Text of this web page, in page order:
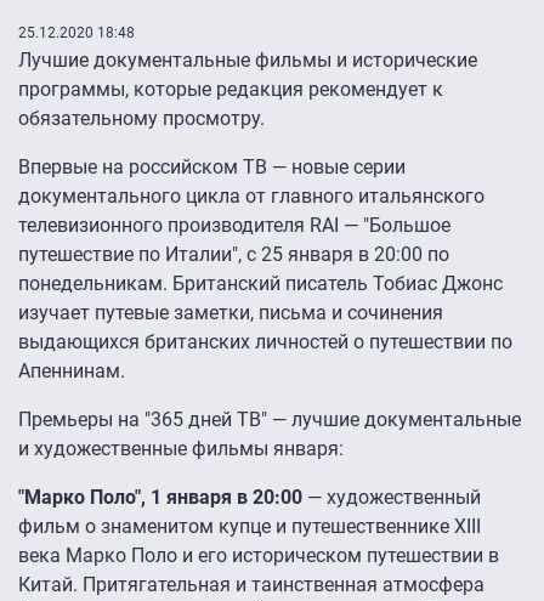
25.12.2020 18:48
Лучшие документальные фильмы и исторические
программы, которые редакция рекомендует к
обязательному просмотру.
Впервые на российском ТВ ― новые серии
документального цикла от главного итальянского
телевизионного производителя RAI ― "Большое
путешествие по Италии", с 25 января в 20:00 по
понедельникам. Британский писатель Тобиас Джонс
изучает путевые заметки, письма и сочинения
выдающихся британских личностей о путешествии по
Апеннинам.
Премьеры на "365 дней ТВ" ― лучшие документальные
и художественные фильмы января:
"Марко Поло", 1 января в 20:00 ― художественный
фильм о знаменитом купце и путешественнике XIII
века Марко Поло и его историческом путешествии в
Китай. Притягательная и таинственная атмосфера